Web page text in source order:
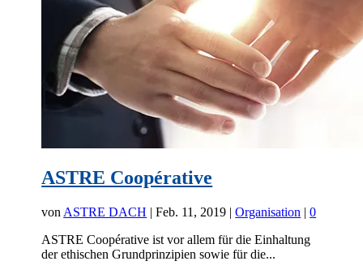
ASTRE Coopérative
von ASTRE DACH |Feb. 11, 2019 |Organisation |0
ASTRE Coopérative ist vor allem für die Einhaltung
der ethischen Grundprinzipien sowie für die...